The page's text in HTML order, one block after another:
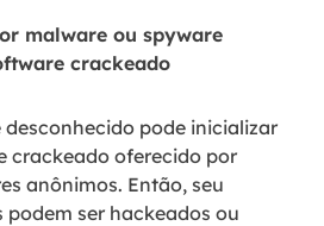
malware ou spyware
crackeado
pode inicializar
crackeado oferecido por
anônimos. Então, seu
ser hackeados ou